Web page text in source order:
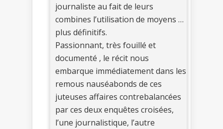
journaliste au fait de leurs
combines l’utilisation de moyens …
plus définitifs.
Passionnant, très fouillé et
documenté , le récit nous
embarque immédiatement dans les
remous nauséabonds de ces
juteuses affaires contrebalancées
par ces deux enquêtes croisées,
l’une journalistique, l’autre